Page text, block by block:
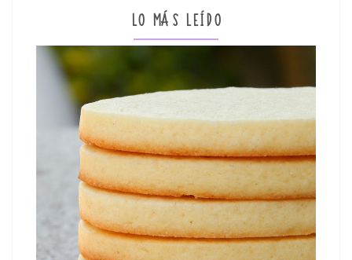
LO MÁS LEÍDO